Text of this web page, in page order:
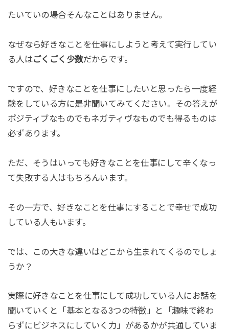
たいていの場合そんなことはありません。
なぜなら好きなことを仕事にしようと考えて実行してい
る人はごくごく少数だからです。
ですので、好きなことを仕事にしたいと思ったら一度経
験をしている方に是非聞いてみてください。その答えが
ポジティブなものでもネガティヴなものでも得るものは
必ずあります。
ただ、そうはいっても好きなことを仕事にして辛くなっ
て失敗する人はもちろんいます。
その一方で、好きなことを仕事にすることで幸せで成功
している人もいます。
では、この大きな違いはどこから生まれてくるのでしょ
うか？
実際に好きなことを仕事にして成功している人にお話を
聞いていくと「基本となる3つの特徴」と「趣味で終わ
らずにビジネスにしていく力」があるかが共通していま